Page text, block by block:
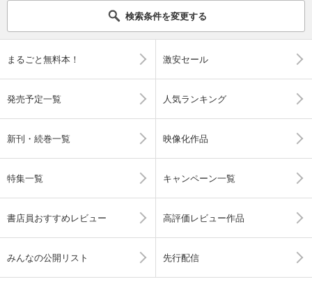
検索条件を変更する
まるごと無料本！ 激安セール
発売予定一覧 人気ランキング
新刊・続巻一覧 映像化作品
特集一覧 キャンペーン一覧
書店員おすすめレビュー 高評価レビュー作品
みんなの公開リスト 先行配信